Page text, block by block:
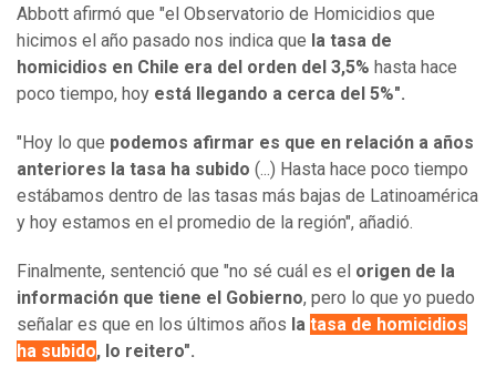
Abbott afirmó que "el Observatorio de Homicidios que
hicimos el año pasado nos indica que la tasa de
homicidios en Chile era del orden del 3,5% hasta hace
poco tiempo, hoy está llegando a cerca del 5%".
"Hoy lo que podemos afirmar es que en relación a años
anteriores la tasa ha subido (...) Hasta hace poco tiempo
estábamos dentro de las tasas más bajas de Latinoamérica
y hoy estamos en el promedio de la región", añadió.
Finalmente, sentenció que "no sé cuál es el origen de la
información que tiene el Gobierno, pero lo que yo puedo
señalar es que en los últimos años la tasa de homicidios
ha subido, lo reitero".